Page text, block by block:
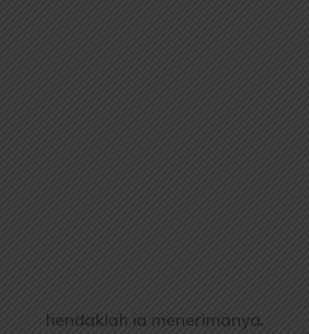
hendaklah ia menerimanya.